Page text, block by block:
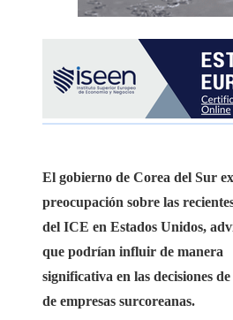
El gobierno de Corea del Sur
preocupación sobre las
del ICE en Estados Unidos,
que podrían influir de manera
significativa en las decisiones
de empresas surcoreanas.